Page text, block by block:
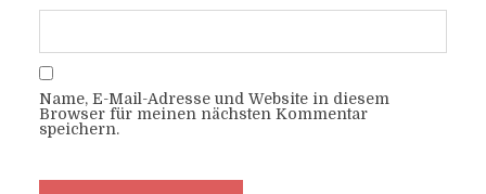
Name, E-Mail-Adresse und Website in diesem
Browser für meinen nächsten Kommentar
speichern.